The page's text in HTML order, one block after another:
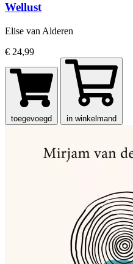
Wellust
Elise van Alderen
€ 24,99
toegevoegd in winkelmand